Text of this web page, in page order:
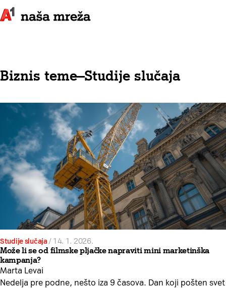
Biznis teme—Studije slučaja
Studije slučaja/ 14. 1. 2026.
Može li se od filmske pljačke napraviti mini marketinška
kampanja?
Marta Levai
Nedelja pre podne, nešto iza 9 časova. Dan koji pošten svet